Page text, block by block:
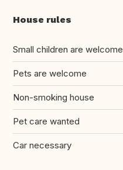
House rules
Small children are welcome
Pets are welcome
Non-smoking house
Pet care wanted
Car necessary